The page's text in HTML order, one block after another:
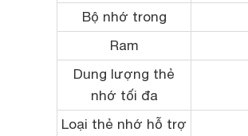
Bộ nhớ trong
Ram
Dung lượng thẻ
nhớ tối đa
Loại thẻ nhớ hỗ trợ